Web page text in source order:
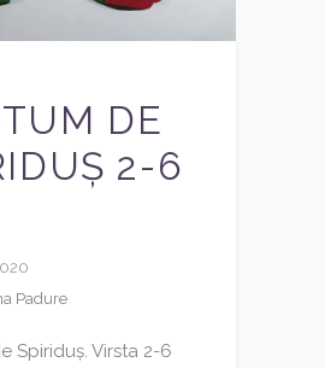
DE
2-6
Padure
Spiriduș. Virsta 2-6